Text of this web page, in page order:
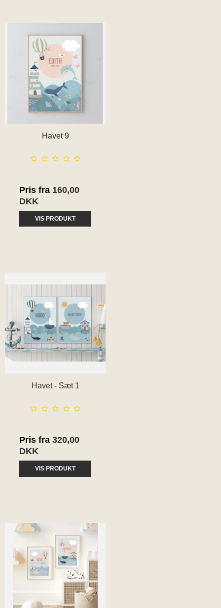
Havet 9
Pris fra 160,00
DKK
VIS PRODUKT
Havet - Sæt 1
Pris fra 320,00
DKK
VIS PRODUKT